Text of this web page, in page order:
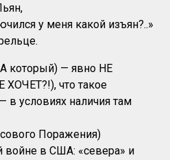
у меня какой изъян?..»
который) — явно НЕ
что такое
в условиях наличия там
Поражения)
войне в США: «севера» и